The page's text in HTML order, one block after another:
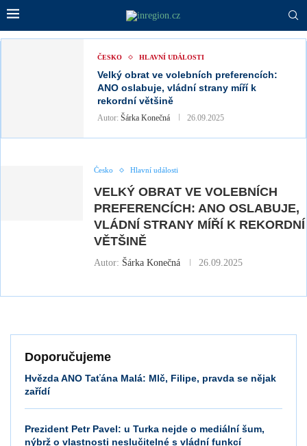
ČESKO HLAVNÍ UDÁLOSTI
Velký obrat ve volebních preferencích:
ANO oslabuje, vládní strany míří k
rekordní většině
Autor: Šárka Konečná 26.09.2025
Česko Hlavní události
VELKÝ OBRAT VE VOLEBNÍCH
PREFERENCÍCH: ANO OSLABUJE,
VLÁDNÍ STRANY MÍŘÍ K REKORDNÍ
VĚTŠINĚ
Autor: Šárka Konečná 26.09.2025
Doporučujeme
Hvězda ANO Taťána Malá: Mlč, Filipe, pravda se nějak
zařídí
Prezident Petr Pavel: u Turka nejde o mediální šum,
nýbrž o vlastnosti neslučitelné s vládní funkcí